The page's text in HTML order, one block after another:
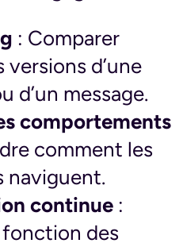
: Comparer
d’une
d’un message.
comportements
comment les
naviguent.
continue:
des